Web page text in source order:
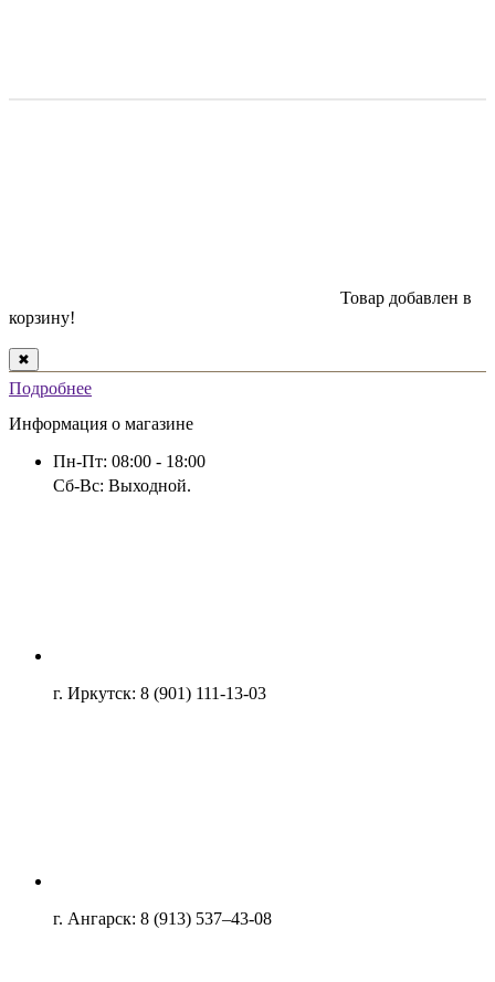
Товар добавлен в
корзину!
✖
Подробнее
Информация о магазине
Пн-Пт: 08:00 - 18:00
Сб-Вс: Выходной.
г. Иркутск: 8 (901) 111-13-03
г. Ангарск: 8 (913) 537–43-08